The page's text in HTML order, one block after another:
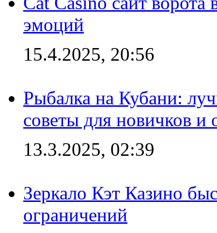
эмоций
15.4.2025, 20:56
Рыбалка на Кубани:
советы для новичков
13.3.2025, 02:39
Зеркало Кэт Казино
ограничений